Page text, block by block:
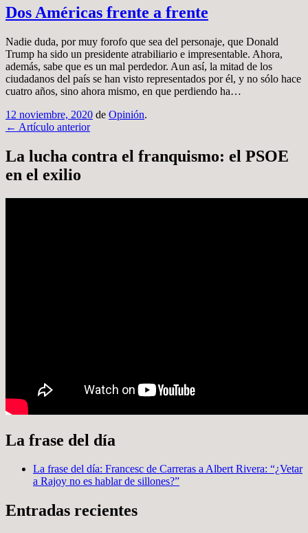
Dos Américas frente a frente
Nadie duda, por muy forofo que sea del personaje, que Donald
Trump ha sido un presidente atrabiliario e impresentable. Ahora,
además, sabe que es un mal perdedor. Aun así, la mitad de los
ciudadanos del país se han visto representados por él, y no sólo hace
cuatro años, sino ahora mismo, en que perdiendo ha…
12 noviembre, 2020 de Opinión.
Navegación
por
artículos
← Artículo anterior
La lucha contra el franquismo: el PSOE
en el exilio
La frase del día
La frase del día: Francesc de Carreras a Albert Rivera: “¿Vetar
a Rajoy no es hablar de sillones?”
Entradas recientes